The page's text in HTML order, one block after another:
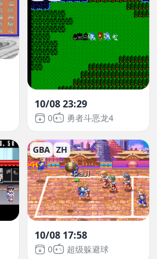
10/08 23:29
0 勇者斗恶龙4
GBA ZH
10/08 17:58
0 超级躲避球